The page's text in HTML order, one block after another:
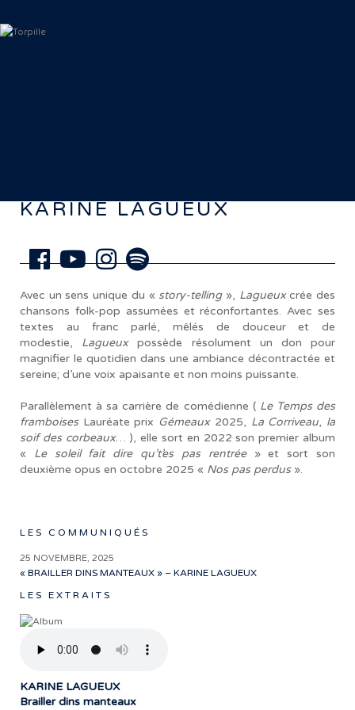
KARINE LAGUEUX
Avec un sens unique du « story-telling», Lagueuxcrée des
chansons folk-pop assumées et réconfortantes. Avec ses
textes au franc parlé, mêlés de douceur et de
modestie, Lagueuxpossède résolument un don pour
magnifier le quotidien dans une ambiance décontractée et
sereine; d’une voix apaisante et non moins puissante.
Parallèlement à sa carrière de comédienne ( Le Temps des
framboisesLauréate prix Gémeaux2025, La Corriveau, la
soif des corbeaux… ), elle sort en 2022 son premier album
« Le soleil fait dire qu’t’es pas rentrée» et sort son
deuxième opus en octobre 2025 « Nos pas perdus».
LES COMMUNIQUÉS
25 NOVEMBRE, 2025
« BRAILLER DINS MANTEAUX » – KARINE LAGUEUX
LES EXTRAITS
KARINE LAGUEUX
Brailler dins manteaux